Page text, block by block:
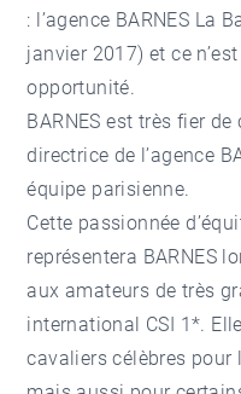
: l’agence BARNES La
janvier 2017) et ce
opportunité.
BARNES est très fier
directrice de l’agence
équipe parisienne.
Cette passionnée
représentera BARNES
aux amateurs de très
international CSI 1*.
cavaliers célèbres pour